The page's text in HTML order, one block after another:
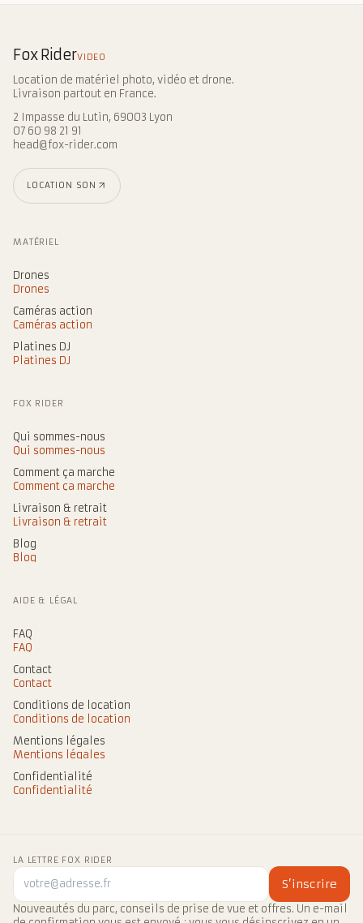
Fox RiderVIDEO
Location de matériel photo, vidéo et drone.
Livraison partout en France.
2 Impasse du Lutin, 69003 Lyon
07 60 98 21 91
head@fox-rider.com
LOCATION SON
MATÉRIEL
Drones
Drones
Caméras action
Caméras action
Platines DJ
Platines DJ
FOX RIDER
Qui sommes-nous
Qui sommes-nous
Comment ça marche
Comment ça marche
Livraison & retrait
Livraison & retrait
Blog
Blog
AIDE & LÉGAL
FAQ
FAQ
Contact
Contact
Conditions de location
Conditions de location
Mentions légales
Mentions légales
Confidentialité
Confidentialité
LA LETTRE FOX RIDER
S’inscrire
Nouveautés du parc, conseils de prise de vue et offres. Un e-mail